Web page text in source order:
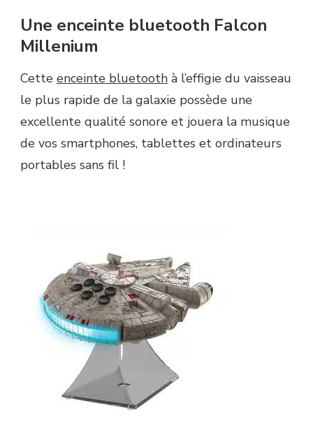
Une enceinte bluetooth Falcon
Millenium
Cette enceinte bluetooth à l’effigie du vaisseau
le plus rapide de la galaxie possède une
excellente qualité sonore et jouera la musique
de vos smartphones, tablettes et ordinateurs
portables sans fil !